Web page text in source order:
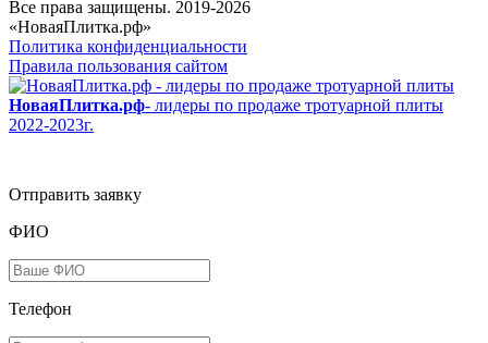
Все права защищены. 2019-2026
«НоваяПлитка.рф»
Политика конфиденциальности
Правила пользования сайтом
НоваяПлитка.рф- лидеры по продаже тротуарной плиты
2022-2023г.
Отправить заявку
ФИО
Телефон